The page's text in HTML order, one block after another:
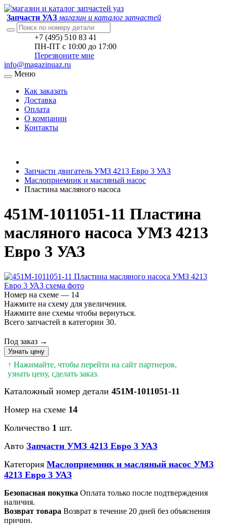
Запчасти УАЗ магазин и каталог запчастей
+7 (495) 510 83 41
ПН-ПТ с 10:00 до 17:00
Перезвоните мне
info@magazinuaz.ru
Меню
Как заказать
Доставка
Оплата
О компании
Контакты
Запчасти двигатель УМЗ 4213 Евро 3 УАЗ
Маслоприемник и масляный насос
Пластина масляного насоса
451М-1011051-11 Пластина
масляного насоса УМЗ 4213
Евро 3 УАЗ
Номер на схеме — 14
Нажмите на схему для увеличения.
Нажмите вне схемы чтобы вернуться.
Всего запчастей в категории 30.
Под заказ →
Узнать цену
↑ Нажимайте, чтобы перейти на сайт партнеров,
узнать цену, сделать заказ.
Каталожный номер детали 451М-1011051-11
Номер на схеме 14
Количество 1 шт.
Авто Запчасти УМЗ 4213 Евро 3 УАЗ
Категория Маслоприемник и масляный насос УМЗ
4213 Евро 3 УАЗ
Безопасная покупка Оплата только после подтверждения
наличия.
Возврат товара Возврат в течение 20 дней без объяснения
причин.